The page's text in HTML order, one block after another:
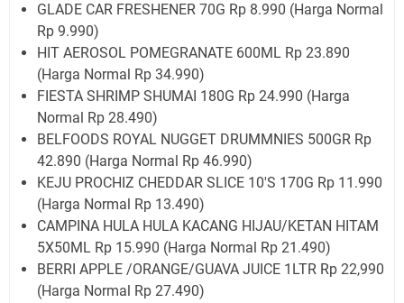
GLADE CAR FRESHENER 70G Rp 8.990 (Harga Normal
Rp 9.990)
HIT AEROSOL POMEGRANATE 600ML Rp 23.890
(Harga Normal Rp 34.990)
FIESTA SHRIMP SHUMAI 180G Rp 24.990 (Harga
Normal Rp 28.490)
BELFOODS ROYAL NUGGET DRUMMNIES 500GR Rp
42.890 (Harga Normal Rp 46.990)
KEJU PROCHIZ CHEDDAR SLICE 10'S 170G Rp 11.990
(Harga Normal Rp 13.490)
CAMPINA HULA HULA KACANG HIJAU/KETAN HITAM
5X50ML Rp 15.990 (Harga Normal Rp 21.490)
BERRI APPLE /ORANGE/GUAVA JUICE 1LTR Rp 22,990
(Harga Normal Rp 27.490)